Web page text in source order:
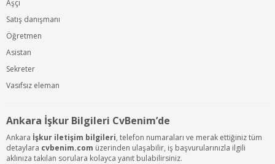
Aşçı
Satış danışmanı
Öğretmen
Asistan
Sekreter
Vasıfsız eleman
Ankara İşkur Bilgileri CvBenim’de
Ankara İşkur iletişim bilgileri, telefon numaraları ve merak ettiğiniz tüm
detaylara cvbenim.com üzerinden ulaşabilir, iş başvurularınızla ilgili
aklınıza takılan sorulara kolayca yanıt bulabilirsiniz.